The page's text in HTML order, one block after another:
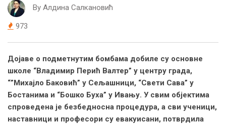
By Алдина Салкановић
973
Дојаве о подметнутим бомбама добиле су основне
школе “Владимир Перић Валтер” у центру града,
“”Михајло Баковић” у Сељашници, “Свети Сава” у
Бостанима и “Бошко Буха” у Ивању. У свим објектима
спроведена је безбедносна процедура, а сви ученици,
наставници и професори су евакуисани, потврдила